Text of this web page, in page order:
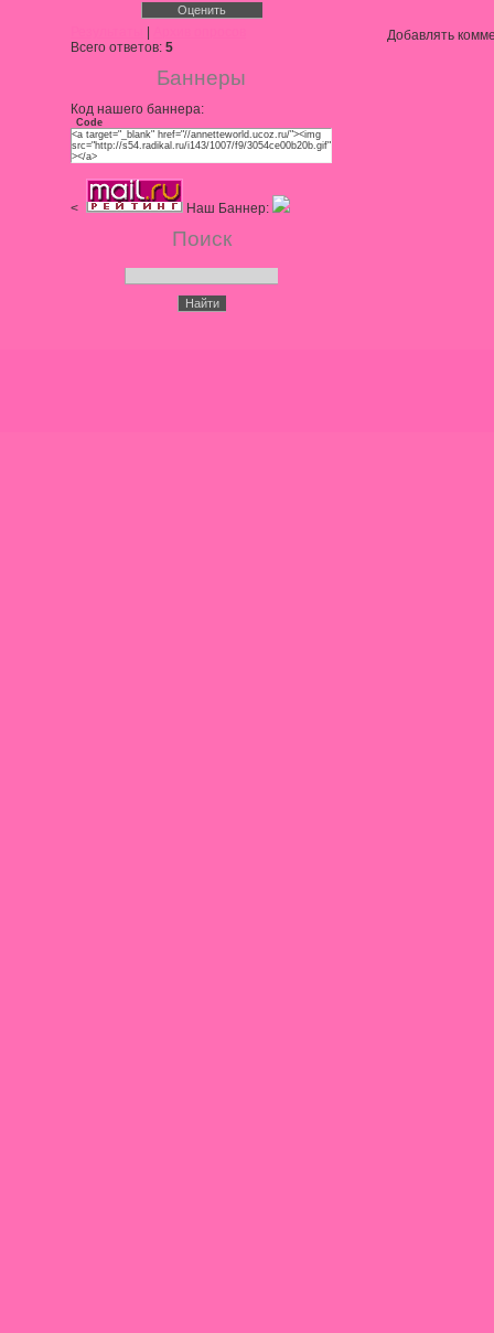
Всего ответов: 5
Баннеры
Код нашего баннера:
Code
<a target="_blank" href="//annetteworld.ucoz.ru/"><img
src="http://s54.radikal.ru/i143/1007/f9/3054ce00b20b.gif"
></a>
< Наш Баннер:
Поиск
Добавлять